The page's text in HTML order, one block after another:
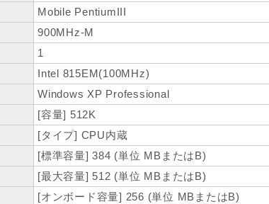
Mobile PentiumIII
900MHz-M
1
Intel 815EM(100MHz)
Windows XP Professional
[容量] 512K
[タイプ] CPU内蔵
[標準容量] 384 (単位 MBまたはB)
[最大容量] 512 (単位 MBまたはB)
[オンボード容量] 256 (単位 MBまたはB)